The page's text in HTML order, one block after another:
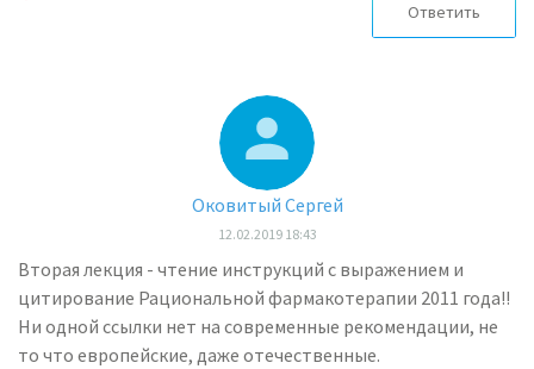
Ответить
Оковитый Сергей
12.02.2019 18:43
Вторая лекция - чтение инструкций с выражением и
цитирование Рациональной фармакотерапии 2011 года!!
Ни одной ссылки нет на современные рекомендации, не
то что европейские, даже отечественные.